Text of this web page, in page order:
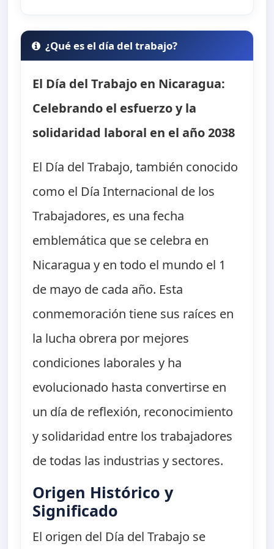
¿Qué es el día del trabajo?
El Día del Trabajo en Nicaragua:
Celebrando el esfuerzo y la
solidaridad laboral en el año 2038
El Día del Trabajo, también conocido
como el Día Internacional de los
Trabajadores, es una fecha
emblemática que se celebra en
Nicaragua y en todo el mundo el 1
de mayo de cada año. Esta
conmemoración tiene sus raíces en
la lucha obrera por mejores
condiciones laborales y ha
evolucionado hasta convertirse en
un día de reflexión, reconocimiento
y solidaridad entre los trabajadores
de todas las industrias y sectores.
Origen Histórico y
Significado
El origen del Día del Trabajo se